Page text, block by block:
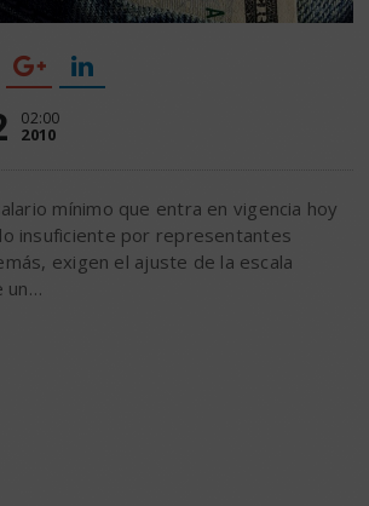
02:00
2010
mínimo que entra en vigencia hoy
insuficiente por representantes
exigen el ajuste de la escala
un…